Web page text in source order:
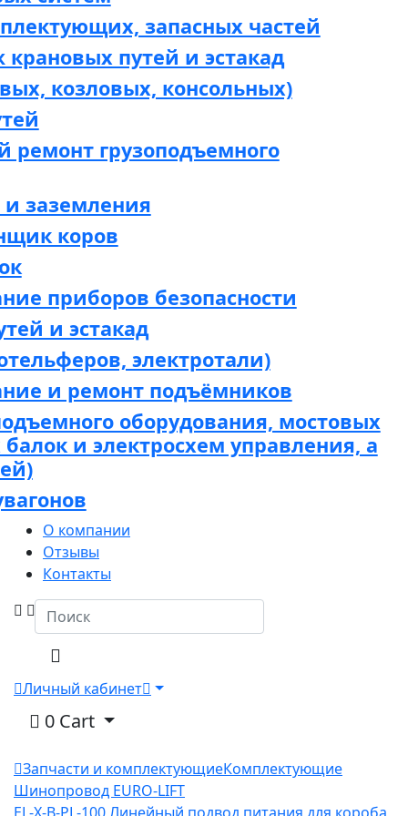
запасных частей
путей и эстакад
козловых, консольных)
грузоподъемного
заземления
коров
приборов безопасности
и эстакад
электротали)
и ремонт подъёмников
оборудования, мостовых
и электросхем управления, а
О компании
Отзывы
Контакты
Личный кабинет
0 Cart
Запчасти и комплектующиеКомплектующие
Шинопровод EURO-LIFT